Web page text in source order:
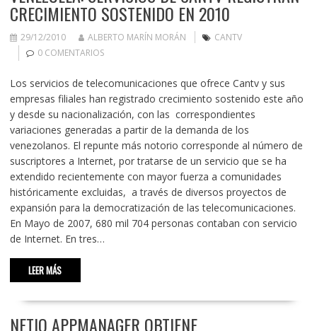
CRECIMIENTO SOSTENIDO EN 2010
29/12/2010 ALBERTO MARÍN MORÁN
CANTV
0 COMENTARIOS
Los servicios de telecomunicaciones que ofrece Cantv y sus
empresas filiales han registrado crecimiento sostenido este año
y desde su nacionalización, con las correspondientes
variaciones generadas a partir de la demanda de los
venezolanos. El repunte más notorio corresponde al número de
suscriptores a Internet, por tratarse de un servicio que se ha
extendido recientemente con mayor fuerza a comunidades
históricamente excluidas, a través de diversos proyectos de
expansión para la democratización de las telecomunicaciones.
En Mayo de 2007, 680 mil 704 personas contaban con servicio
de Internet. En tres…
LEER MÁS
NETIQ APPMANAGER OBTIENE